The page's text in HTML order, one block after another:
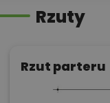
Rzuty
Rzut parteru